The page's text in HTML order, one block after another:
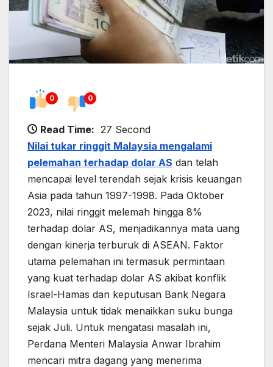
0 0
Read Time: 27 Second
Nilai tukar ringgit Malaysia mengalami
pelemahan terhadap dolar AS dan telah
mencapai level terendah sejak krisis keuangan
Asia pada tahun 1997-1998. Pada Oktober
2023, nilai ringgit melemah hingga 8%
terhadap dolar AS, menjadikannya mata uang
dengan kinerja terburuk di ASEAN. Faktor
utama pelemahan ini termasuk permintaan
yang kuat terhadap dolar AS akibat konflik
Israel-Hamas dan keputusan Bank Negara
Malaysia untuk tidak menaikkan suku bunga
sejak Juli. Untuk mengatasi masalah ini,
Perdana Menteri Malaysia Anwar Ibrahim
mencari mitra dagang yang menerima